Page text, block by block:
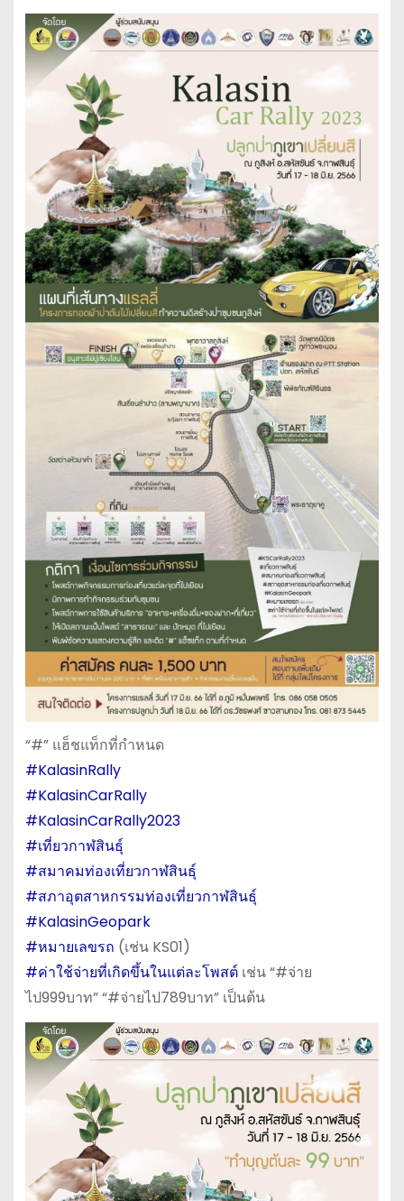
“#” แฮ็ชแท็กที่กำหนด
#KalasinRally
#KalasinCarRally
#KalasinCarRally2023
#เที่ยวกาฬสินธุ์
#สมาคมท่องเที่ยวกาฬสินธุ์
#สภาอุตสาหกรรมท่องเที่ยวกาฬสินธุ์
#KalasinGeopark
#หมายเลขรถ (เช่น KS01)
#ค่าใช้จ่ายที่เกิดขึ้นในแต่ละโพสต์เช่น “#จ่าย
ไป999บาท” “#จ่ายไป789บาท” เป็นต้น